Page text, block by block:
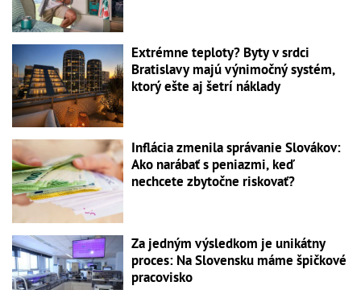
Extrémne teploty? Byty v srdci
Bratislavy majú výnimočný systém,
ktorý ešte aj šetrí náklady
Inflácia zmenila správanie Slovákov:
Ako narábať s peniazmi, keď
nechcete zbytočne riskovať?
Za jedným výsledkom je unikátny
proces: Na Slovensku máme špičkové
pracovisko